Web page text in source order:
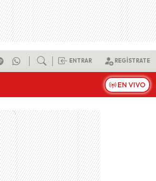
ENTRAR REGÍSTRATE
EN VIVO